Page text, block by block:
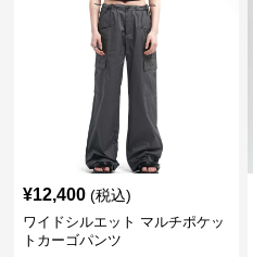
¥12,400 (税込)
ワイドシルエット マルチポケッ
トカーゴパンツ